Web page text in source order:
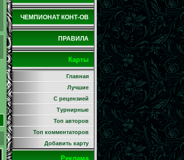
ЧЕМПИОНАТ КОНТ-ОВ
ПРАВИЛА
Карты
Главная
Лучшие
С рецензией
Турнирные
Топ авторов
Топ комментаторов
Добавить карту
Реклама